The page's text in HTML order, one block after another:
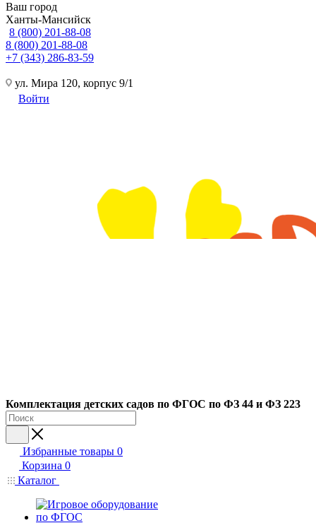
Ваш город
Ханты-Мансийск
8 (800) 201-88-08
8 (800) 201-88-08
+7 (343) 286-83-59
ул. Мира 120, корпус 9/1
Войти
Комплектация детских садов по ФГОC по ФЗ 44 и ФЗ 223
Избранные товары 0
Корзина 0
Каталог